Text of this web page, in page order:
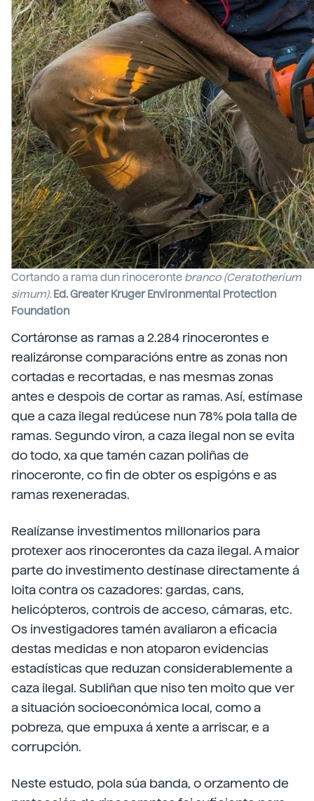
Cortando a rama dun rinoceronte branco (Ceratotherium
simum). Ed. Greater Kruger Environmental Protection
Foundation
Cortáronse as ramas a 2.284 rinocerontes e
realizáronse comparacións entre as zonas non
cortadas e recortadas, e nas mesmas zonas
antes e despois de cortar as ramas. Así, estímase
que a caza ilegal redúcese nun 78% pola talla de
ramas. Segundo viron, a caza ilegal non se evita
do todo, xa que tamén cazan poliñas de
rinoceronte, co fin de obter os espigóns e as
ramas rexeneradas.
Realízanse investimentos millonarios para
protexer aos rinocerontes da caza ilegal. A maior
parte do investimento destínase directamente á
loita contra os cazadores: gardas, cans,
helicópteros, controis de acceso, cámaras, etc.
Os investigadores tamén avaliaron a eficacia
destas medidas e non atoparon evidencias
estadísticas que reduzan considerablemente a
caza ilegal. Subliñan que niso ten moito que ver
a situación socioeconómica local, como a
pobreza, que empuxa á xente a arriscar, e a
corrupción.
Neste estudo, pola súa banda, o orzamento de